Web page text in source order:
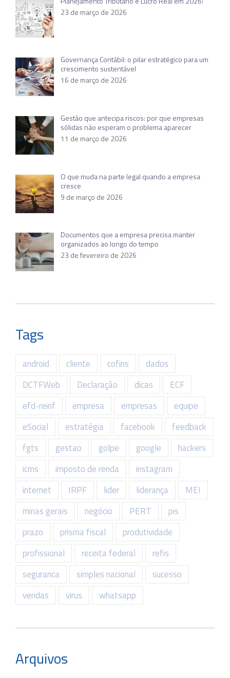
23 de março de 2026
Governança Contábil: o pilar estratégico para um
crescimento sustentável
16 de março de 2026
Gestão que antecipa riscos: por que empresas
sólidas não esperam o problema aparecer
11 de março de 2026
O que muda na parte legal quando a empresa
cresce
9 de março de 2026
Documentos que a empresa precisa manter
organizados ao longo do tempo
23 de fevereiro de 2026
Tags
android cliente cofins
dados
DCTFWeb
Declaração dicas
ECF
efd-reinf
empresa empresas
equipe
eSocial
estratégia facebook
feedback
fgts
gestao golpe google
hackers
icms
imposto de renda
instagram
internet
IRPF lider liderança
MEI
minas gerais
negócio PERT
pis
prazo
prisma fiscal
produtividade
profissional
receita federal
refis
seguranca
simples nacional
sucesso
vendas
virus whatsapp
Arquivos